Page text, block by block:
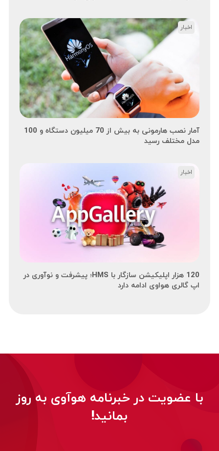
آمار نصب هارمونی به بیش از 70 میلیون دستگاه و 100
مدل مختلف رسید
اخبار
120 هزار اپلیکیشن سازگار با HMS؛ پیشرفت و نوآوری در
اپ گالری هواوی ادامه دارد
اخبار
با عضویت در خبرنامه هوآوی به روز
بمانید!